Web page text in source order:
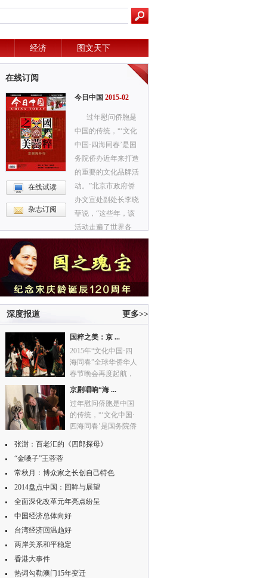
经济 图文天下
在线订阅
在线试读
杂志订阅
今日中国 2015-02
过年慰问侨胞是
中国的传统，“‘文化
中国·四海同春’是国
务院侨办近年来打造
的重要的文化品牌活
动。”北京市政府侨
办文宣处副处长李晓
菲说，“这些年，该
活动走遍了世界各
地，影响极大，在海
外被誉为‘海外春
晚’。”
更多>>
深度报道
国粹之美：京 ...
2015年“文化中国·四
海同春”全球华侨华人
春节晚会再度起航，
面向全球华侨华人，
传统农历新年。
京剧唱响“海 ...
过年慰问侨胞是中国
的传统，“‘文化中国·
四海同春’是国务院侨
的文化品牌活动。”
张澍：百老汇的《四郎探母》
“金嗓子”王蓉蓉
常秋月：博众家之长创自己特色
2014盘点中国：回眸与展望
全面深化改革元年亮点纷呈
中国经济总体向好
台湾经济回温趋好
两岸关系和平稳定
香港大事件
热词勾勒澳门15年变迁